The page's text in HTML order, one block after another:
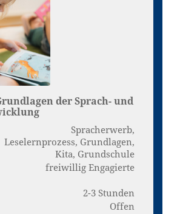
der Sprach- und
Spracherwerb,
Leselernprozess, Grundlagen,
Kita, Grundschule
freiwillig Engagierte
2-3 Stunden
Offen